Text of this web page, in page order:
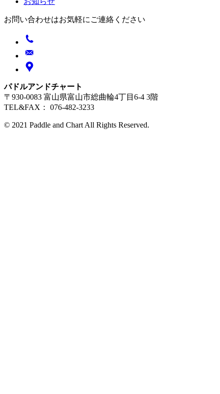
お問い合わせはお気軽にご連絡ください
パドルアンドチャート
〒930-0083 富山県富山市総曲輪4丁目6-4 3階
TEL&FAX： 076-482-3233
© 2021 Paddle and Chart All Rights Reserved.